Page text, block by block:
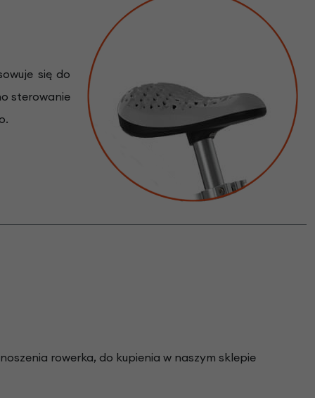
się do
sterowanie
rowerka, do kupienia w naszym sklepie